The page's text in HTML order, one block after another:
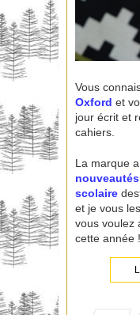
Vous
Oxford et
jour écrit et
cahiers.
La marque
scolaire
et je vous
vous voulez
cette année !